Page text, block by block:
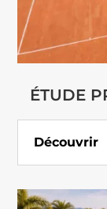
ÉTUDE
Découvrir